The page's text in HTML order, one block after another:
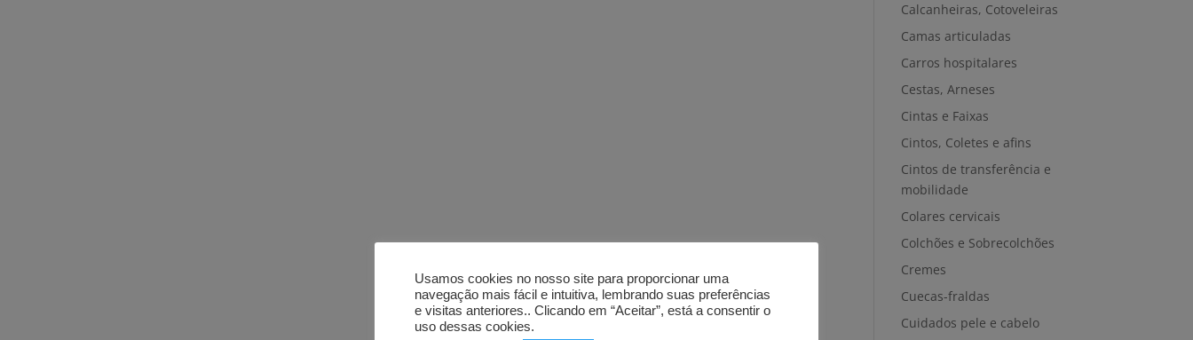
Calcanheiras, Cotoveleiras
Camas articuladas
Carros hospitalares
Cestas, Arneses
Cintas e Faixas
Cintos, Coletes e afins
Cintos de transferência e
mobilidade
Colares cervicais
Colchões e Sobrecolchões
Cremes
Cuecas-fraldas
Cuidados pele e cabelo
Usamos cookies no nosso site para proporcionar uma
navegação mais fácil e intuitiva, lembrando suas preferências
e visitas anteriores.. Clicando em “Aceitar”, está a consentir o
uso dessas cookies.